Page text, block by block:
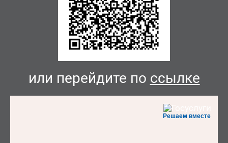
или перейдите по ссылке
Решаем вместе